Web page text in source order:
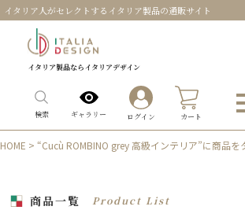
イタリア人がセレクトするイタリア製品の通販サイト
イタリア製品ならイタリアデザイン
検索 ギャラリー ログイン カート
HOME > “Cucù ROMBINO grey 高級インテリア”に商品を
商品一覧 Product List